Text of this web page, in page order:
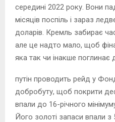
середині 2022 року. Вони
місяців поспіль і зараз
доларів. Кремль забирає
але це надто мало, щоб
яка так чи інакше поглинає
путін проводить рейд у
добробуту, щоб покрити
впали до 16-річного
Його золоті запаси впали з